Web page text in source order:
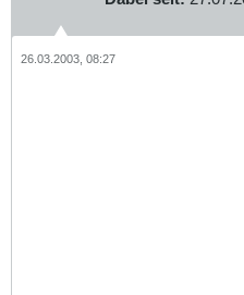
26.03.2003, 08:27